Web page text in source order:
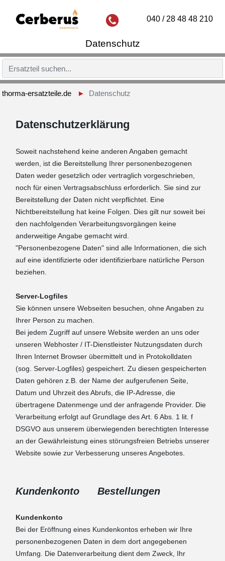
Datenschutz
040 / 28 48 48 210
thorma-ersatzteile.de Datenschutz
Datenschutzerklärung
Soweit nachstehend keine anderen Angaben gemacht
werden, ist die Bereitstellung Ihrer personenbezogenen
Daten weder gesetzlich oder vertraglich vorgeschrieben,
noch für einen Vertragsabschluss erforderlich. Sie sind zur
Bereitstellung der Daten nicht verpflichtet. Eine
Nichtbereitstellung hat keine Folgen. Dies gilt nur soweit bei
den nachfolgenden Verarbeitungsvorgängen keine
anderweitige Angabe gemacht wird.
"Personenbezogene Daten" sind alle Informationen, die sich
auf eine identifizierte oder identifizierbare natürliche Person
beziehen.
Server-Logfiles
Sie können unsere Webseiten besuchen, ohne Angaben zu
Ihrer Person zu machen.
Bei jedem Zugriff auf unsere Website werden an uns oder
unseren Webhoster / IT-Dienstleister Nutzungsdaten durch
Ihren Internet Browser übermittelt und in Protokolldaten
(sog. Server-Logfiles) gespeichert. Zu diesen gespeicherten
Daten gehören z.B. der Name der aufgerufenen Seite,
Datum und Uhrzeit des Abrufs, die IP-Adresse, die
übertragene Datenmenge und der anfragende Provider. Die
Verarbeitung erfolgt auf Grundlage des Art. 6 Abs. 1 lit. f
DSGVO aus unserem überwiegenden berechtigten Interesse
an der Gewährleistung eines störungsfreien Betriebs unserer
Website sowie zur Verbesserung unseres Angebotes.
Kundenkonto Bestellungen
Kundenkonto
Bei der Eröffnung eines Kundenkontos erheben wir Ihre
personenbezogenen Daten in dem dort angegebenen
Umfang. Die Datenverarbeitung dient dem Zweck, Ihr